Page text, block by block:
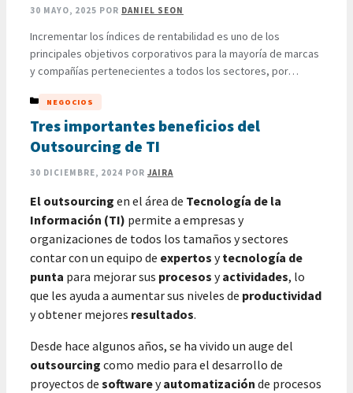
negocios
30 MAYO, 2025 POR DANIEL SEON
Incrementar los índices de rentabilidad es uno de los
principales objetivos corporativos para la mayoría de marcas
y compañías pertenecientes a todos los sectores, por
también de garantizar un desarrollo sostenible y sustentable
con el fin de optimizar progresivamente su funcionamiento.
Aunque las ventas de servicios …
CATEGORÍAS
NEGOCIOS
Tres importantes beneficios del
Outsourcing de TI
30 DICIEMBRE, 2024 POR JAIRA
El outsourcing en el área de Tecnología de la
Información (TI) permite a empresas y
organizaciones de todos los tamaños y sectores
contar con un equipo de expertos ytecnología de
punta para mejorar sus procesos yactividades, lo
que les ayuda a aumentar sus niveles de productividad
y obtener mejores resultados.
Desde hace algunos años, se ha vivido un auge del
outsourcing como medio para el desarrollo de
proyectos de softwareyautomatización de procesos